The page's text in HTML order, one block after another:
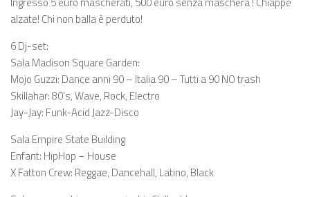
alzate! Chi non balla è perduto!
6 Dj-set:
Sala Madison Square Garden:
Mojo Guzzi: Dance anni 90 – Italia 90 – Tutti a 90 NO trash
Skillahar: 80’s, Wave, Rock, Electro
Jay-Jay: Funk-Acid Jazz-Disco
Sala Empire State Building
Enfant: HipHop – House
X Fatton Crew: Reggae, Dancehall, Latino, Black